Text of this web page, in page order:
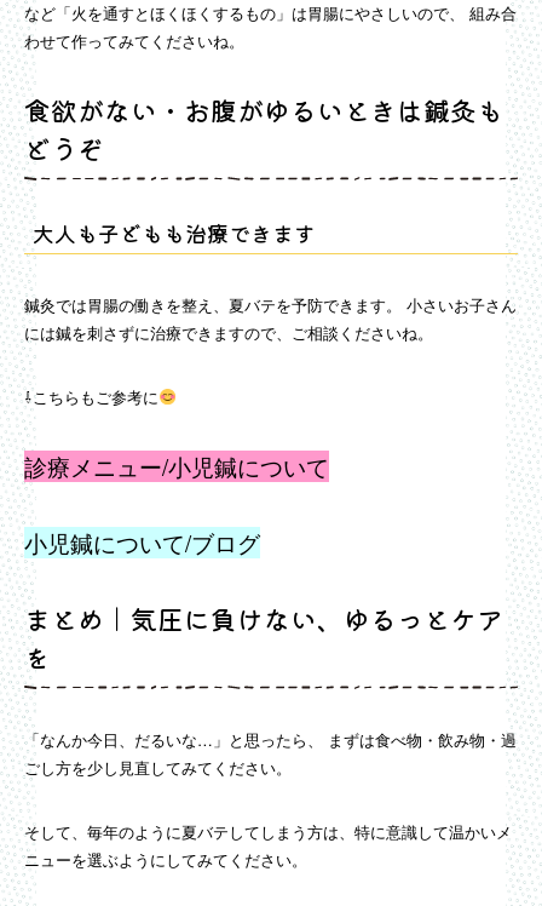
など「火を通すとほくほくするもの」は胃腸にやさしいので、 組み合
わせて作ってみてくださいね。
食欲がない・お腹がゆるいときは鍼灸も
どうぞ
大人も子どもも治療できます
鍼灸では胃腸の働きを整え、夏バテを予防できます。 小さいお子さん
には鍼を刺さずに治療できますので、ご相談くださいね。
⇩こちらもご参考に
診療メニュー/小児鍼について
小児鍼について/ブログ
まとめ｜気圧に負けない、ゆるっとケア
を
「なんか今日、だるいな…」と思ったら、 まずは食べ物・飲み物・過
ごし方を少し見直してみてください。
そして、毎年のように夏バテしてしまう方は、特に意識して温かいメ
ニューを選ぶようにしてみてください。